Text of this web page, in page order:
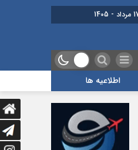
اطلاعیه ها
ریلی، دریایی و جاده‌ای